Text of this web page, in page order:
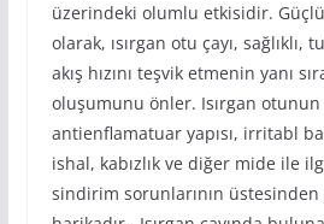
üzerindeki olumlu etkisidir.
olarak, ısırgan otu çayı, sağlıklı,
akış hızını teşvik etmenin yanı
oluşumunu önler. Isırgan
antienflamatuar yapısı, irritabl
ishal, kabızlık ve diğer mide ile
sindirim sorunlarının